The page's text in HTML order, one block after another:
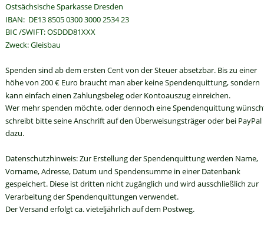
Ostsächsische Sparkasse Dresden
IBAN:  DE13 8505 0300 3000 2534 23
BIC /SWIFT: OSDDD81XXX
Zweck: Gleisbau
Spenden sind ab dem ersten Cent von der Steuer absetzbar. Bis zu einer
höhe von 200 € Euro braucht man aber keine Spendenquittung, sondern
kann einfach einen Zahlungsbeleg oder Kontoauszug einreichen.
Wer mehr spenden möchte, oder dennoch eine Spendenquittung
schreibt bitte seine Anschrift auf den Überweisungsträger oder bei PayPal
dazu.
Datenschutzhinweis: Zur Erstellung der Spendenquittung werden Name,
Vorname, Adresse, Datum und Spendensumme in einer Datenbank
gespeichert. Diese ist dritten nicht zugänglich und wird ausschließlich zur
Verarbeitung der Spendenquittungen verwendet.
Der Versand erfolgt ca. vieteljährlich auf dem Postweg.